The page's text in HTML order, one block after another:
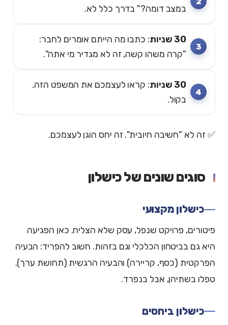
במצב דומה?" בדרך כלל לא.
30 שניות
: כתבו מה הייתם אומרים לחבר:
"קרה משהו קשה, זה לא מגדיר מי אתה".
30 שניות
: קראו לעצמכם את המשפט הזה.
בקול.
✅ זה לא "חשיבה חיובית". זה יחס הוגן לעצמכם.
סוגים שונים של כישלון
כישלון מקצועי
פיטורים, פרויקט שנפל, עסק שלא הצליח. כאן הפגיעה
היא גם בביטחון הכלכלי וגם בזהות. חשוב להפריד: הבעיה
הפרקטית (כסף, קריירה) והבעיה הרגשית (תחושת ערך).
טפלו בשתיהן, אבל בנפרד.
כישלון ביחסים